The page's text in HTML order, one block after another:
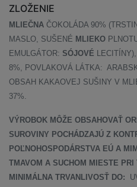
ZLOŽENIE
MLIEČNA ČOKOLÁDA 90%
MASLO, SUŠENÉ MLIEKO
EMULGÁTOR: SÓJOVÉ
8%, POVLAKOVÁ LÁTKA:
OBSAH KAKAOVEJ SUŠINY V
37%.
VÝROBOK MÔŽE OBSAHOVAŤ
SUROVINY POCHÁDZAJÚ Z
POĽNOHOSPODÁRSTVA EÚ A
TMAVOM A SUCHOM MIESTE PRI
MINIMÁLNA TRVANLIVOSŤ DO: